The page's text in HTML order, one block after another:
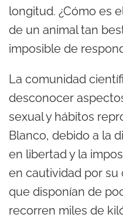
longitud. ¿Cómo es
de un animal tan
imposible de
La comunidad
desconocer
sexual y hábitos
Blanco, debido a la
en libertad y la
en cautividad por su
que disponían de
recorren miles de